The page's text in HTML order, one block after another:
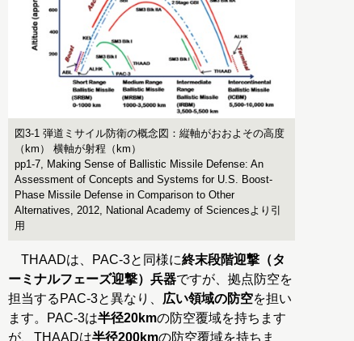
図3-1 弾道ミサイル防衛の概念図：縦軸がおおよその高度
（km） 横軸が射程（km）
pp1-7, Making Sense of Ballistic Missile Defense: An
Assessment of Concepts and Systems for U.S. Boost-
Phase Missile Defense in Comparison to Other
Alternatives, 2012, National Academy of Sciencesより引
用
THAADは、PAC-3と同様に終末段階迎撃（タ
ーミナルフェーズ迎撃）兵器ですが、拠点防空を
担当するPAC-3と異なり、 広い領域の防空を担い
ます。PAC-3は半径20kmの防空覆域を持ちます
が、THAADは半径200kmの防空覆域を持ちま